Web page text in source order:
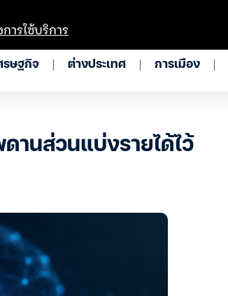
รษฐกิจ ต่างประเทศ การเมือง
านส่วนแบ่งรายได้ไว้
ารใช้บริการ